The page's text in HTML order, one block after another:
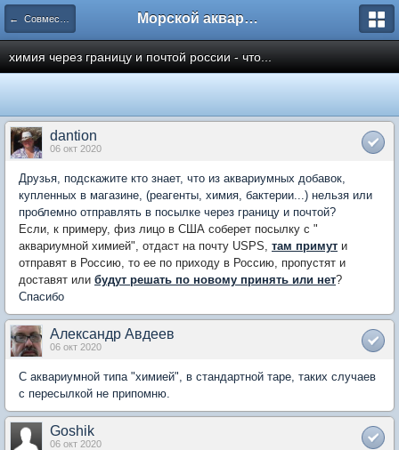
← Совместные закупки Морской аквариум. Форумы ReefCentral.ru
химия через границу и почтой россии - что...
dantion
06 окт 2020
Друзья, подскажите кто знает, что из аквариумных добавок,
купленных в магазине, (реагенты, химия, бактерии...) нельзя или
проблемно отправлять в посылке через границу и почтой?
Если, к примеру, физ лицо в США соберет посылку с "
аквариумной химией", отдаст на почту USPS, там примут и
отправят в Россию, то ее по приходу в Россию, пропустят и
доставят или будут решать по новому принять или нет?
Спасибо
Александр Авдеев
06 окт 2020
C аквариумной типа "химией", в стандартной таре, таких случаев
с пересылкой не припомню.
Goshik
06 окт 2020